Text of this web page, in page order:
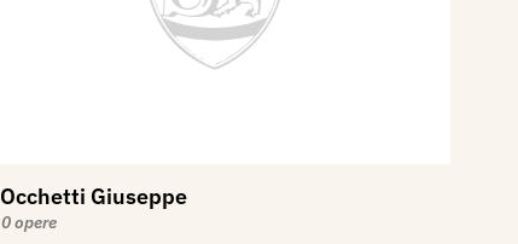
Occhetti Giuseppe
0 opere